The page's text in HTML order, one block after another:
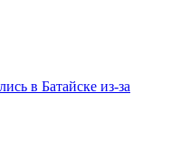
в Батайске из-за